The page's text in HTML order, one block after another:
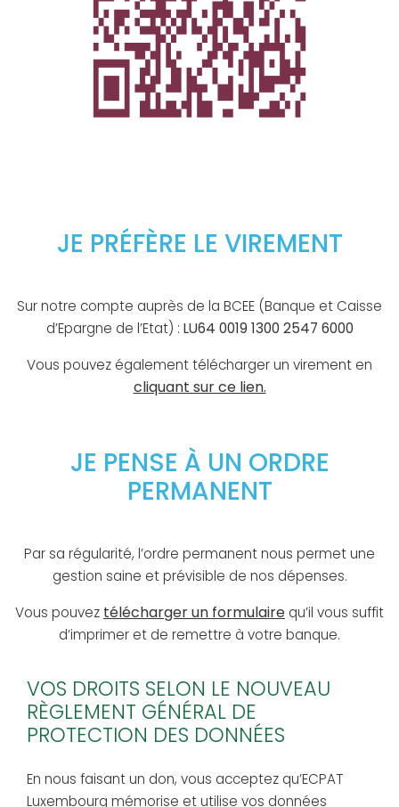
JE PRÉFÈRE LE VIREMENT
Sur notre compte auprès de la BCEE (Banque et Caisse
d’Epargne de l’Etat) : LU64 0019 1300 2547 6000
Vous pouvez également télécharger un virement en
cliquant sur ce lien.
JE PENSE À UN ORDRE
PERMANENT
Par sa régularité, l’ordre permanent nous permet une
gestion saine et prévisible de nos dépenses.
Vous pouvez télécharger un formulaire qu’il vous suffit
d’imprimer et de remettre à votre banque.
VOS DROITS SELON LE NOUVEAU
RÈGLEMENT GÉNÉRAL DE
PROTECTION DES DONNÉES
En nous faisant un don, vous acceptez qu’ECPAT
Luxembourg mémorise et utilise vos données